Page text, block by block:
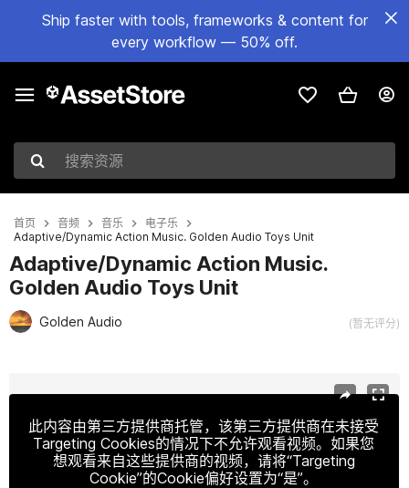
Ship faster with tools, frameworks & content for
every workflow — 50% off.
搜索资源
首页 音频 音乐
电子乐
Adaptive/Dynamic Action Music. Golden Audio Toys Unit
Adaptive/Dynamic Action Music.
Golden Audio Toys Unit
Golden Audio (暂无评分)
此内容由第三方提供商托管，该第三方提供商在未接受
Targeting Cookies的情况下不允许观看视频。如果您
想观看来自这些提供商的视频，请将“Targeting
Cookie”的Cookie偏好设置为“是”。